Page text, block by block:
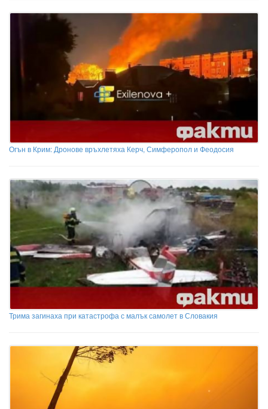
Огън в Крим: Дронове връхлетяха Керч, Симферопол и Феодосия
Трима загинаха при катастрофа с малък самолет в Словакия